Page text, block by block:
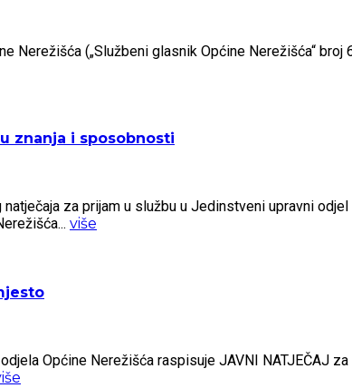
Nerežišća („Službeni glasnik Općine Nerežišća“
znanja i sposobnosti
za prijam u službu u Jedinstveni upravni
više
Općine Nerežišća raspisuje JAVNI NATJEČAJ